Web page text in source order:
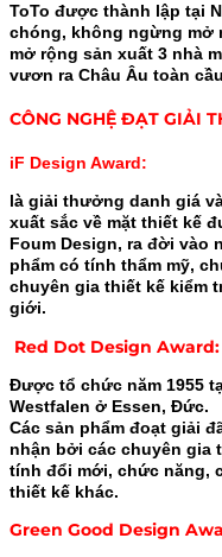
ToTo được thành lập tại
chóng, không ngừng mở
mở rộng sản xuất 3 nhà
vươn ra Châu Âu toàn
CÔNG NGHỆ ĐẠT GIẢI
iF Design Award:
là giải thưởng danh giá
xuất sắc về mặt thiết kế
Foum Design, ra đời vào
phẩm có tính thẩm mỹ,
chuyên gia thiết kế kiểm
giới.
Red Dot Design Award:
Được tổ chức năm 1955
Westfalen ở Essen, Đức.
Các sản phẩm đoạt giải
nhận bởi các chuyên gia
tính đổi mới, chức năng,
thiết kế khác.
Green Good Design